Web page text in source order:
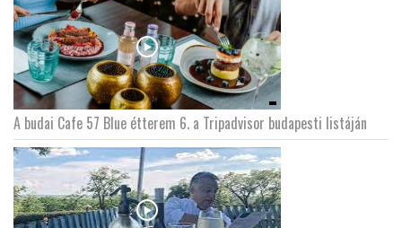
A budai Cafe 57 Blue étterem 6. a Tripadvisor budapesti listáján